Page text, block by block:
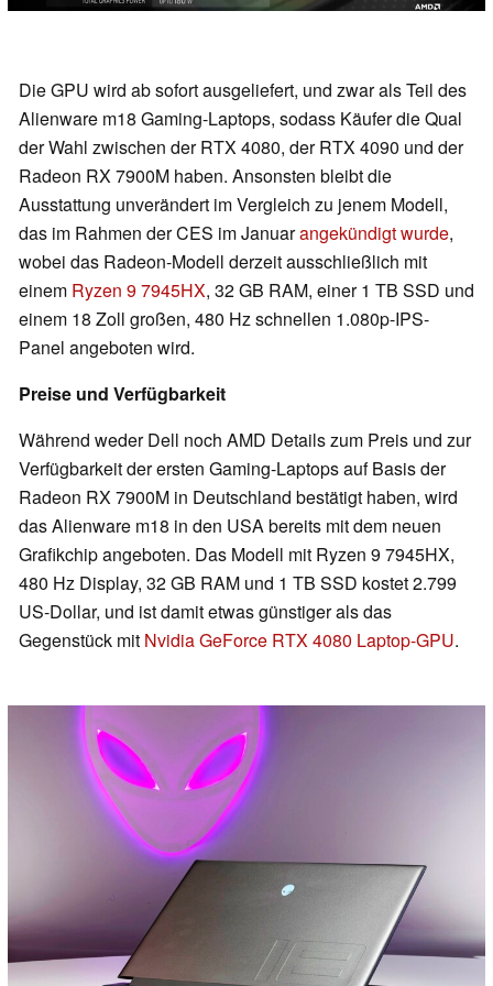
Die GPU wird ab sofort ausgeliefert, und zwar als Teil des
Alienware m18 Gaming-Laptops, sodass Käufer die Qual
der Wahl zwischen der RTX 4080, der RTX 4090 und der
Radeon RX 7900M haben. Ansonsten bleibt die
Ausstattung unverändert im Vergleich zu jenem Modell,
das im Rahmen der CES im Januarangekündigt wurde,
wobei das Radeon-Modell derzeit ausschließlich mit
einem Ryzen 9 7945HX, 32 GB RAM, einer 1 TB SSD und
einem 18 Zoll großen, 480 Hz schnellen 1.080p-IPS-
Panel angeboten wird.
Preise und Verfügbarkeit
Während weder Dell noch AMD Details zum Preis und zur
Verfügbarkeit der ersten Gaming-Laptops auf Basis der
Radeon RX 7900M in Deutschland bestätigt haben, wird
das Alienware m18 in den USA bereits mit dem neuen
Grafikchip angeboten. Das Modell mit Ryzen 9 7945HX,
480 Hz Display, 32 GB RAM und 1 TB SSD kostet 2.799
US-Dollar, und ist damit etwas günstiger als das
Gegenstück mit Nvidia GeForce RTX 4080 Laptop-GPU.